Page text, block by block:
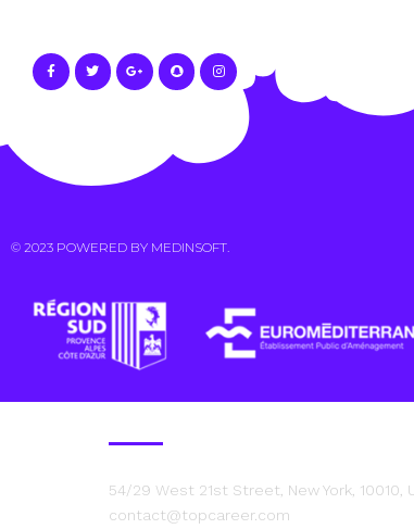
© 2023 POWERED BY MEDINSOFT
54/29 West 21st Street, New York, 10010,
contact@topcareer.com